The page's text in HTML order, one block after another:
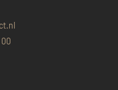
00